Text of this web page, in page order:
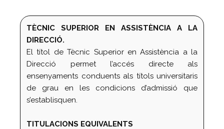
TÈCNIC SUPERIOR EN ASSISTÈNCIA A LA
DIRECCIÓ.
El títol de Tècnic Superior en Assistència a la
Direcció permet l’accés directe als
ensenyaments conduents als títols universitaris
de grau en les condicions d’admissió que
s’establisquen.
TITULACIONS EQUIVALENTS